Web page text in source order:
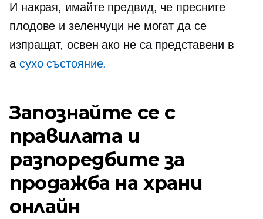
И накрая, имайте предвид, че пресните
плодове и зеленчуци не могат да се
изпращат, освен ако не са представени в
a сухо състояние.
Запознайте се с
правилата и
разпоредбите за
продажба на храни
онлайн